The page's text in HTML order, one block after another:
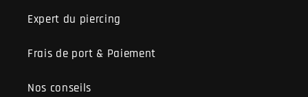
Expert du piercing
Frais de port & Paiement
Nos conseils